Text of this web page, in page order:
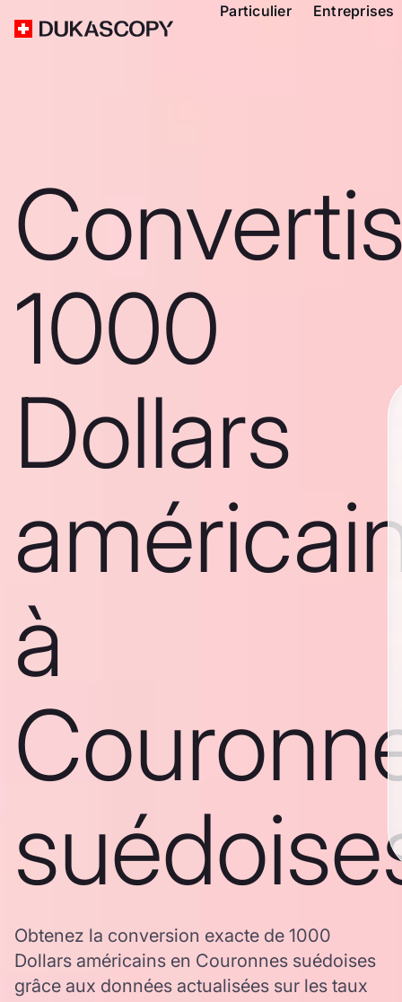
Particulier Entreprises
1000
Dollars
à
Obtenez la conversion exacte de 1000
Dollars américains en Couronnes suédoises
grâce aux données actualisées sur les taux